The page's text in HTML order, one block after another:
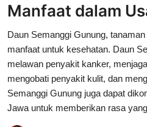
Desa Adat
Tradisi
Kearifan lokal
Alam Bali
Manfaat dalam
Daun Semanggi Gunung,
manfaat untuk kesehatan. Daun
melawan penyakit kanker,
mengobati penyakit kulit, dan
Semanggi Gunung juga dapat
Jawa untuk memberikan rasa